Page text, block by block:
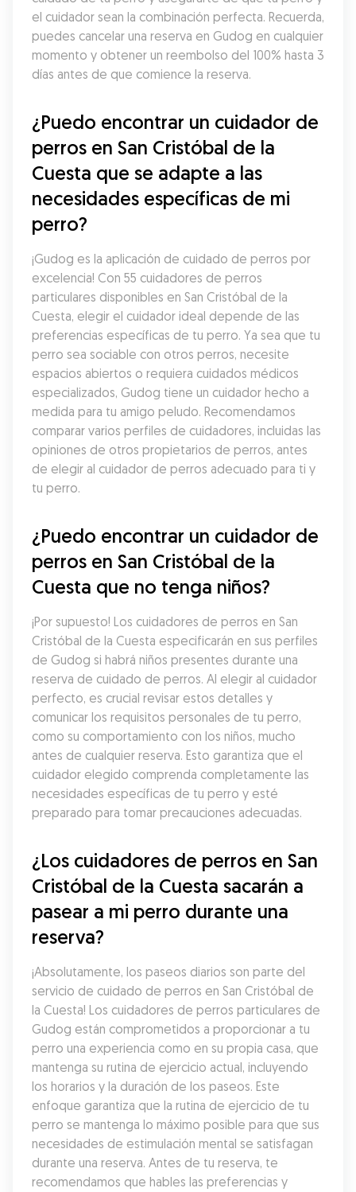
el cuidador sean la combinación perfecta. Recuerda,
puedes cancelar una reserva en Gudog en cualquier
momento y obtener un reembolso del 100% hasta 3
días antes de que comience la reserva.
¿Puedo encontrar un cuidador de
perros en San Cristóbal de la
Cuesta que se adapte a las
necesidades específicas de mi
perro?
¡Gudog es la aplicación de cuidado de perros por
excelencia! Con 55 cuidadores de perros
particulares disponibles en San Cristóbal de la
Cuesta, elegir el cuidador ideal depende de las
preferencias específicas de tu perro. Ya sea que tu
perro sea sociable con otros perros, necesite
espacios abiertos o requiera cuidados médicos
especializados, Gudog tiene un cuidador hecho a
medida para tu amigo peludo. Recomendamos
comparar varios perfiles de cuidadores, incluidas las
opiniones de otros propietarios de perros, antes
de elegir al cuidador de perros adecuado para ti y
tu perro.
¿Puedo encontrar un cuidador de
perros en San Cristóbal de la
Cuesta que no tenga niños?
¡Por supuesto! Los cuidadores de perros en San
Cristóbal de la Cuesta especificarán en sus perfiles
de Gudog si habrá niños presentes durante una
reserva de cuidado de perros. Al elegir al cuidador
perfecto, es crucial revisar estos detalles y
comunicar los requisitos personales de tu perro,
como su comportamiento con los niños, mucho
antes de cualquier reserva. Esto garantiza que el
cuidador elegido comprenda completamente las
necesidades específicas de tu perro y esté
preparado para tomar precauciones adecuadas.
¿Los cuidadores de perros en San
Cristóbal de la Cuesta sacarán a
pasear a mi perro durante una
reserva?
¡Absolutamente, los paseos diarios son parte del
servicio de cuidado de perros en San Cristóbal de
la Cuesta! Los cuidadores de perros particulares de
Gudog están comprometidos a proporcionar a tu
perro una experiencia como en su propia casa, que
mantenga su rutina de ejercicio actual, incluyendo
los horarios y la duración de los paseos. Este
enfoque garantiza que la rutina de ejercicio de tu
perro se mantenga lo máximo posible para que sus
necesidades de estimulación mental se satisfagan
durante una reserva. Antes de tu reserva, te
recomendamos que hables las preferencias y